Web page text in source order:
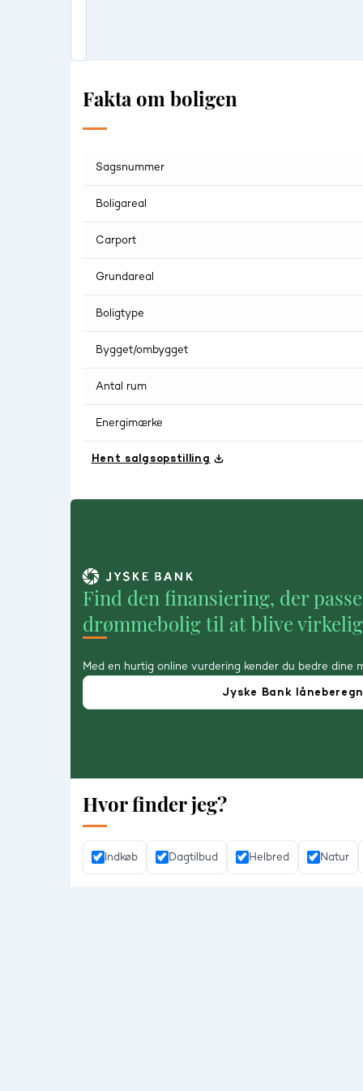
Fakta om boligen
Sagsnummer
Boligareal
Carport
Grundareal
Boligtype
Bygget/ombygget
Antal rum
Energimærke
Hent salgsopstilling
Find den finansiering, der
drømmebolig til at blive
Med en hurtig online vurdering kender du bedre dine
Jyske Bank
Hvor finder jeg?
Indkøb Dagtilbud Helbred Natur